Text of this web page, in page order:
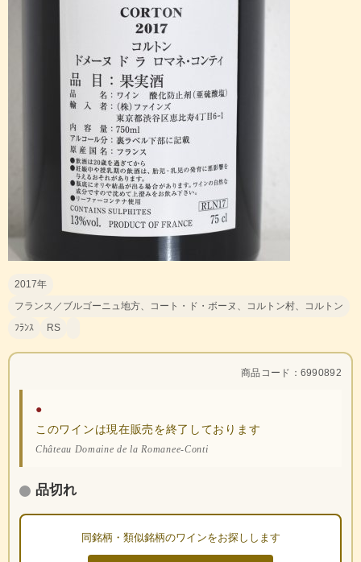
2017年
フランス／ブルゴーニュ地方、コート・ド・ボーヌ、コルトン村、コルトン
ﾌﾗﾝｽ
RS
商品コード：6990892
●
このワインは現在販売を終了しております
Château Domaine de la Romanee-Conti
品切れ
同銘柄・類似銘柄のワインをお探しします